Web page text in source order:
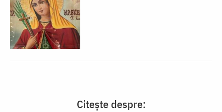
Citește despre: